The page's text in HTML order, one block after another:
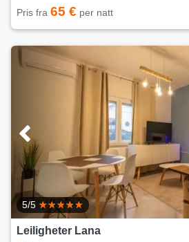
Pris fra 65 € per natt
5/5
Leiligheter Lana